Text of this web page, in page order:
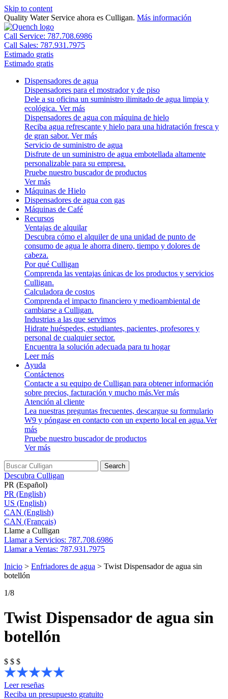
Skip to content
Quality Water Service ahora es Culligan. Más información
Call Service: 787.708.6986
Call Sales: 787.931.7975
Estimado gratis
Estimado gratis
Dispensadores de agua
Dispensadores para el mostrador y de piso
Dele a su oficina un suministro ilimitado de agua limpia y
ecológica. Ver más
Dispensadores de agua con máquina de hielo
Reciba agua refrescante y hielo para una hidratación fresca y
de gran sabor. Ver más
Servicio de suministro de agua
Disfrute de un suministro de agua embotellada altamente
personalizable para su empresa.
Pruebe nuestro buscador de productos
Ver más
Máquinas de Hielo
Dispensadores de agua con gas
Máquinas de Café
Recursos
Ventajas de alquilar
Descubra cómo el alquiler de una unidad de punto de
consumo de agua le ahorra dinero, tiempo y dolores de
cabeza.
Por qué Culligan
Comprenda las ventajas únicas de los productos y servicios
Culligan.
Calculadora de costos
Comprenda el impacto financiero y medioambiental de
cambiarse a Culligan.
Industrias a las que servimos
Hidrate huéspedes, estudiantes, pacientes, profesores y
personal de cualquier sector.
Encuentra la solución adecuada para tu hogar
Leer más
Ayuda
Contáctenos
Contacte a su equipo de Culligan para obtener información
sobre precios, facturación y mucho más.Ver más
Atención al cliente
Lea nuestras preguntas frecuentes, descargue su formulario
W9 y póngase en contacto con un experto local en agua.Ver
más
Pruebe nuestro buscador de productos
Ver más
Search
Descubra Culligan
PR (Español)
PR (English)
US (English)
CAN (English)
CAN (Français)
Llame a Culligan
Llamar a Servicios: 787.708.6986
Llamar a Ventas: 787.931.7975
Inicio > Enfriadores de agua > Twist Dispensador de agua sin
botellón
1/8
Twist Dispensador de agua sin
botellón
$ $ $
Leer reseñas
Reciba un presupuesto gratuito